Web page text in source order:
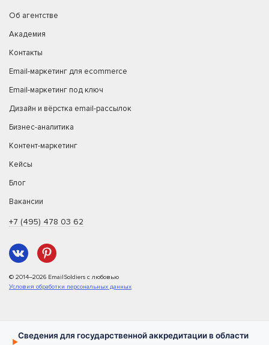
Об агентстве
Академия
Контакты
Email-маркетинг для ecommerce
Email-маркетинг под ключ
Дизайн и вёрстка email-рассылок
Бизнес-аналитика
Контент-маркетинг
Кейсы
Блог
Вакансии
+7 (495) 478 03 62
© 2014–2026 EmailSoldiers с любовью
Условия обработки персональных данных
▶
Сведения для государственной аккредитации в области